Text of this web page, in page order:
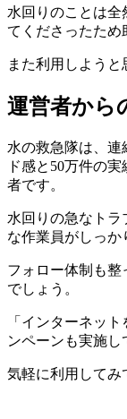
水回りのことは全
てくださったため
また利用しようと
運営者から
水の救急隊は、連
ド感と50万件の
者です。
水回りの急なトラ
な作業員がしっか
フォロー体制も整
でしょう。
「インターネッ
ンペーンも実施し
気軽に利用してみ